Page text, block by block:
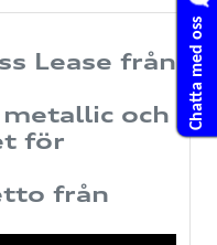
bak/
Lease från
och
för
från
Chatta med oss